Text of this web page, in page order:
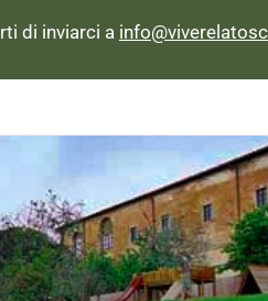
di inviarci a